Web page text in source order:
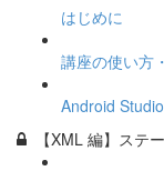
はじめに
講座の使い方
Android
【XML 編】ステ